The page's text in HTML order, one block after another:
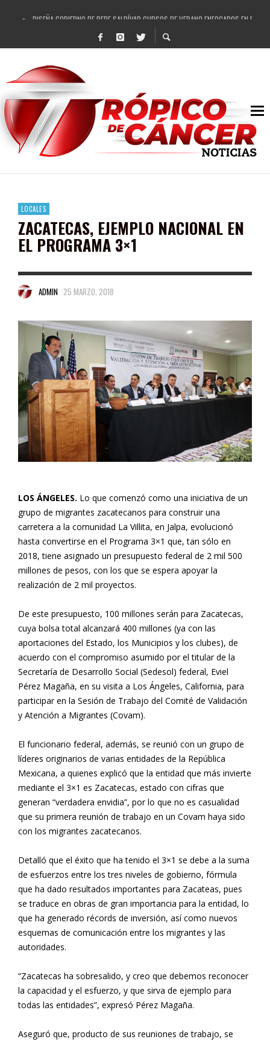
DISEÑA GOBIERNO DE PEPE SALDÍVAR CURSOS DE VERANO ENFOCADOS EN
REFRENDAN LOS 28 DELEGADOS Y 14 COMISARIADOS DE GUADALUPE APOYO A
FORTALECE GOBIERNO DE PEPE SALDÍVAR LA EDUCACIÓN EN LA ZACATECANA
GOBIERNO DE PEPE SALDÍVAR Y GRUPO FEMSA GENERAN MÁS DE 3 MIL EMPLEOS
CUARTA FERIA EXPO AGROPECUARIA TRAJO BENEFICIO DIRECTO A GUADALUPE:
RECONOCE PEPE SALDÍVAR A ARTISTA ZACATECANA VICTORIA HERNÁNDEZ
EGRESA GOBIERNO DE PEPE SALDÍVAR A 500 NUEVAS EMPRESARIAS
SON MUJERES GUADALUPENSES PRINCIPALES BENEFICIADAS DEL PROGRAMA
LOCALES
ZACATECAS, EJEMPLO NACIONAL EN
EL PROGRAMA 3×1
ADMIN 25 MARZO, 2018
LOS ÁNGELES. Lo que comenzó como una iniciativa de un
grupo de migrantes zacatecanos para construir una
carretera a la comunidad La Villita, en Jalpa, evolucionó
hasta convertirse en el Programa 3×1 que, tan sólo en
2018, tiene asignado un presupuesto federal de 2 mil 500
millones de pesos, con los que se espera apoyar la
realización de 2 mil proyectos.
De este presupuesto, 100 millones serán para Zacatecas,
cuya bolsa total alcanzará 400 millones (ya con las
aportaciones del Estado, los Municipios y los clubes), de
acuerdo con el compromiso asumido por el titular de la
Secretaría de Desarrollo Social (Sedesol) federal, Eviel
Pérez Magaña, en su visita a Los Ángeles, California, para
participar en la Sesión de Trabajo del Comité de Validación
y Atención a Migrantes (Covam).
El funcionario federal, además, se reunió con un grupo de
líderes originarios de varias entidades de la República
Mexicana, a quienes explicó que la entidad que más invierte
mediante el 3×1 es Zacatecas, estado con cifras que
generan “verdadera envidia”, por lo que no es casualidad
que su primera reunión de trabajo en un Covam haya sido
con los migrantes zacatecanos.
Detalló que el éxito que ha tenido el 3×1 se debe a la suma
de esfuerzos entre los tres niveles de gobierno, fórmula
que ha dado resultados importantes para Zacateas, pues
se traduce en obras de gran importancia para la entidad, lo
que ha generado récords de inversión, así como nuevos
esquemas de comunicación entre los migrantes y las
autoridades.
“Zacatecas ha sobresalido, y creo que debemos reconocer
la capacidad y el esfuerzo, y que sirva de ejemplo para
todas las entidades”, expresó Pérez Magaña.
Aseguró que, producto de sus reuniones de trabajo, se